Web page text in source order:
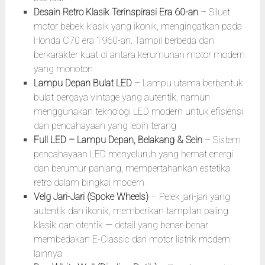
Desain Retro Klasik Terinspirasi Era 60-an– Siluet
motor bebek klasik yang ikonik, mengingatkan pada
Honda C70 era 1960-an. Tampil berbeda dan
berkarakter kuat di antara kerumunan motor modern
yang monoton
Lampu Depan Bulat LED– Lampu utama berbentuk
bulat bergaya vintage yang autentik, namun
menggunakan teknologi LED modern untuk efisiensi
dan pencahayaan yang lebih terang
Full LED – Lampu Depan, Belakang & Sein– Sistem
pencahayaan LED menyeluruh yang hemat energi
dan berumur panjang, mempertahankan estetika
retro dalam bingkai modern
Velg Jari-Jari (Spoke Wheels)– Pelek jari-jari yang
autentik dan ikonik, memberikan tampilan paling
klasik dan otentik — detail yang benar-benar
membedakan E-Classic dari motor listrik modern
lainnya